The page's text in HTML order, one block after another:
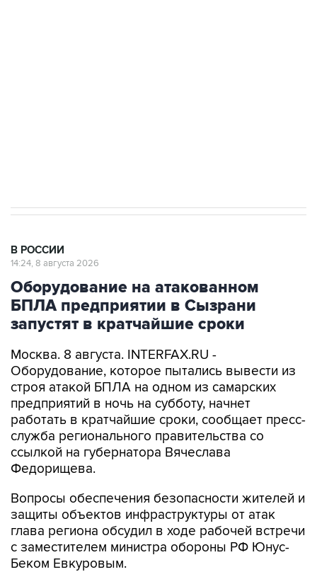
В РОССИИ
14:24, 8 августа 2026
Оборудование на атакованном
БПЛА предприятии в Сызрани
запустят в кратчайшие сроки
Москва. 8 августа. INTERFAX.RU -
Оборудование, которое пытались вывести из
строя атакой БПЛА на одном из самарских
предприятий в ночь на субботу, начнет
работать в кратчайшие сроки, сообщает пресс-
служба регионального правительства со
ссылкой на губернатора Вячеслава
Федорищева.
Вопросы обеспечения безопасности жителей и
защиты объектов инфраструктуры от атак
глава региона обсудил в ходе рабочей встречи
с заместителем министра обороны РФ Юнус-
Беком Евкуровым.